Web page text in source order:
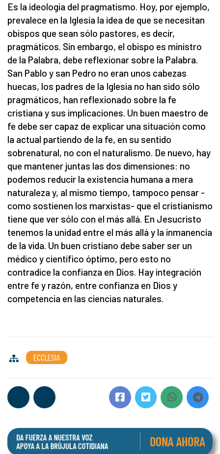
Es la ideología del pragmatismo. Hoy, por ejemplo,
prevalece en la Iglesia la idea de que se necesitan
obispos que sean sólo pastores, es decir,
pragmáticos. Sin embargo, el obispo es ministro
de la Palabra, debe reflexionar sobre la Palabra.
San Pablo y san Pedro no eran unos cabezas
huecas, los padres de la Iglesia no han sido sólo
pragmáticos, han reflexionado sobre la fe
cristiana y sus implicaciones. Un buen maestro de
fe debe ser capaz de explicar una situación como
la actual partiendo de la fe, en su sentido
sobrenatural, no con el naturalismo. De nuevo, hay
que mantener juntas las dos dimensiones: no
podemos reducir la existencia humana a mera
naturaleza y, al mismo tiempo, tampoco pensar -
como sostienen los marxistas- que el cristianismo
tiene que ver sólo con el más allá. En Jesucristo
tenemos la unidad entre el más allá y la inmanencia
de la vida. Un buen cristiano debe saber ser un
médico y científico óptimo, pero esto no
contradice la confianza en Dios. Hay integración
entre fe y razón, entre confianza en Dios y
competencia en las ciencias naturales.
ECCLESIA